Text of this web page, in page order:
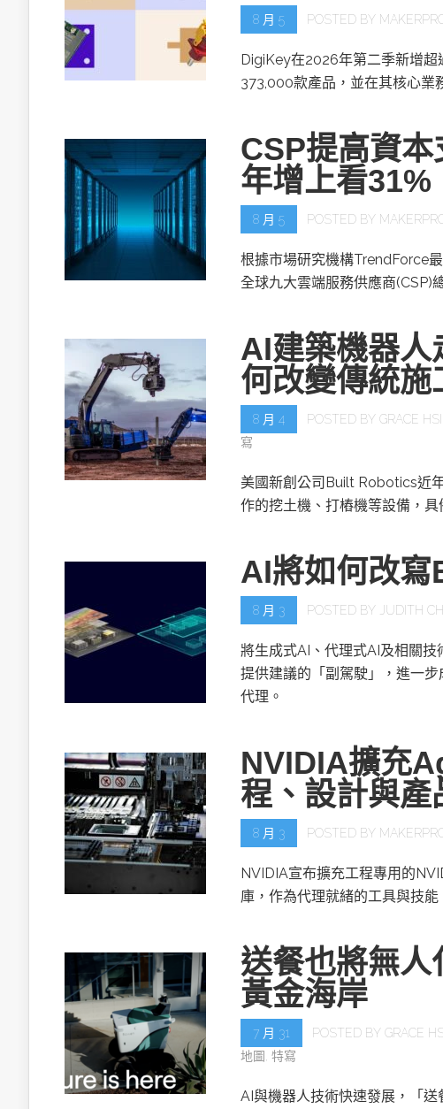
8 月 5 POSTED BY
DigiKey在2026年第二季新增
373,000款產品，並在其核心業
CSP提高資
年增上看31%
8 月 5 POSTED BY
根據市場研究機構TrendForce
全球九大雲端服務供應商(CSP)
AI建築機器
何改變傳統施
8 月 4 POSTED BY GRACE
寫
美國新創公司Built Robotics近
作的挖土機、打樁機等設備，具
AI將如何改寫
8 月 3 POSTED BY JUDITH
將生成式AI、代理式AI及相關
提供建議的「副駕駛」，進一
代理。
NVIDIA擴充
程、設計與產
8 月 3 POSTED BY
NVIDIA宣布擴充工程專用的
庫，作為代理就緒的工具與技
送餐也將無人
黃金海岸
7 月 31 POSTED BY GRACE
地圖 特寫
AI與機器人技術快速發展，「